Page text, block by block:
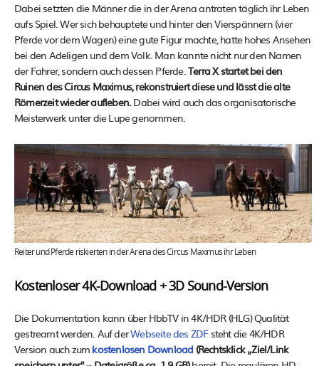
Dabei setzten die Männer die in der Arena antraten täglich ihr Leben
aufs Spiel. Wer sich behauptete und hinter den Vierspännern (vier
Pferde vor dem Wagen) eine gute Figur machte, hatte hohes Ansehen
bei den Adeligen und dem Volk. Man kannte nicht nur den Namen
der Fahrer, sondern auch dessen Pferde.Terra X startet bei den
Ruinen des Circus Maximus, rekonstruiert diese und lässt die alte
Römerzeit wieder aufleben.Dabei wird auch das organisatorische
Meisterwerk unter die Lupe genommen.
Reiter und Pferde riskierten in der Arena des Circus Maximus ihr Leben
Kostenloser 4K-Download + 3D Sound-Version
Die Dokumentation kann über HbbTV in 4K/HDR (HLG) Qualität
gestreamt werden. Auf derWebseite des ZDFsteht die 4K/HDR
Version auch zum kostenlosen Download (Rechtsklick „Ziel/Link